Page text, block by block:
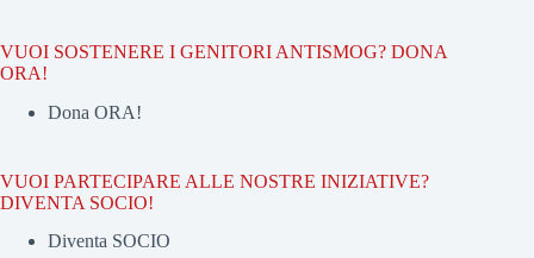
VUOI SOSTENERE I GENITORI ANTISMOG? DONA
ORA!
Dona ORA!
VUOI PARTECIPARE ALLE NOSTRE INIZIATIVE?
DIVENTA SOCIO!
Diventa SOCIO